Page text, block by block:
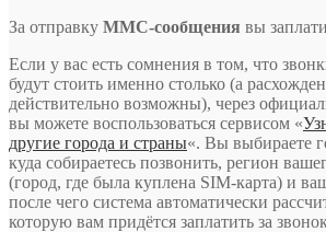
За отправку ММС-сообщения вы
Если у вас есть сомнения в том, что
будут стоить именно столько (а
действительно возможны), через
вы можете воспользоваться сервисом «
другие города и страны«. Вы выбираете
куда собираетесь позвонить, регион
(город, где была куплена SIM-карта) и
после чего система автоматически
которую вам придётся заплатить за